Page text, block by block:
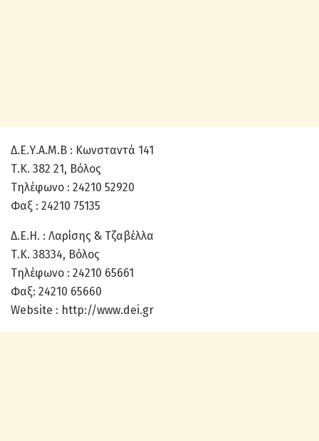
Δ.Ε.Υ.Α.Μ.Β : Κωνσταντά 141
Τ.Κ. 382 21, Βόλος
Τηλέφωνο : 24210 52920
Φαξ : 24210 75135
Δ.Ε.Η. : Λαρίσης & Τζαβέλλα
Τ.Κ. 38334, Βόλος
Τηλέφωνο : 24210 65661
Φαξ: 24210 65660
Website : http://www.dei.gr